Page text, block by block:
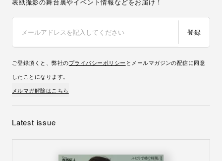
登録
ご登録頂くと、弊社のプライバシーポリシー とメールマガジンの配信に同意
したことになります。
メルマガ解除はこちら
Latest issue